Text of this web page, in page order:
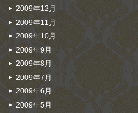
2009年12月
2009年11月
2009年10月
2009年9月
2009年8月
2009年7月
2009年6月
2009年5月